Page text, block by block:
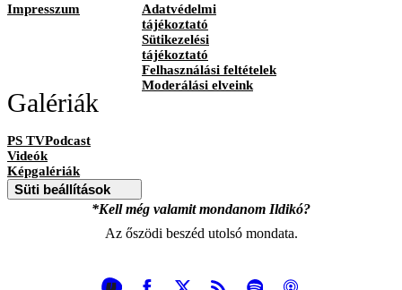
Impresszum
Adatvédelmi
tájékoztató
Sütikezelési
tájékoztató
Felhasználási feltételek
Moderálási elveink
Galériák
PS TVPodcast
Videók
Képgalériák
Süti beállítások
*Kell még valamit mondanom Ildikó?
Az őszödi beszéd utolsó mondata.